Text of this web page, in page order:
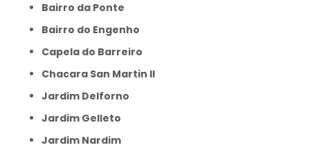
Bairro da Ponte
Bairro do Engenho
Capela do Barreiro
Chacara San Martin II
Jardim Delforno
Jardim Gelleto
Jardim Nardim